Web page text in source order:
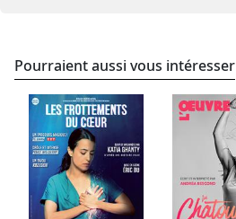
Pourraient aussi vous intéresser